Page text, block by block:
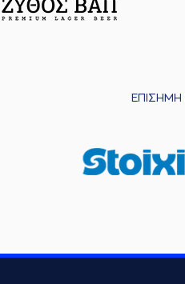
ΕΠΙΣΗΜΗ